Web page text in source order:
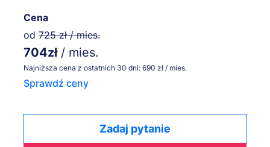
Cena
od 725 zł / mies.
704zł / mies.
Najniższa cena z ostatnich 30 dni: 690 zł / mies.
Sprawdź ceny
Zadaj pytanie